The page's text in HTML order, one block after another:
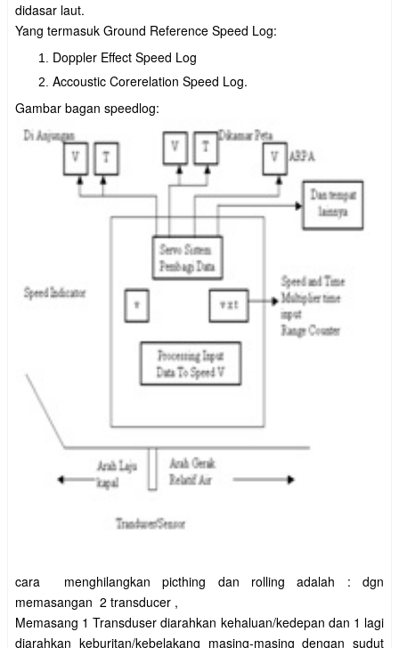
didasar laut.
Yang termasuk Ground Reference Speed Log:
Doppler Effect Speed Log
Accoustic Corerelation Speed Log.
Gambar bagan speedlog:
cara menghilangkan picthing dan rolling adalah : dgn
memasangan 2 transducer ,
Memasang 1 Transduser diarahkan kehaluan/kedepan dan 1 lagi
diarahkan keburitan/kebelakang masing-masing dengan sudut